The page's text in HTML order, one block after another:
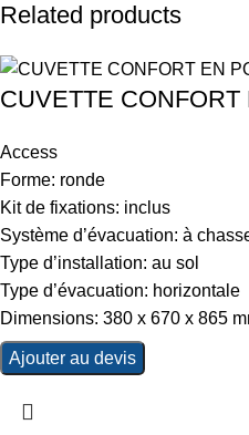
Related products
CUVETTE
Access
Forme: ronde
Kit de fixations: inclus
Système d’évacuation: à
Type d’installation: au sol
Type d’évacuation: horizontale
Dimensions: 380 x 670 x 865
Ajouter au devis